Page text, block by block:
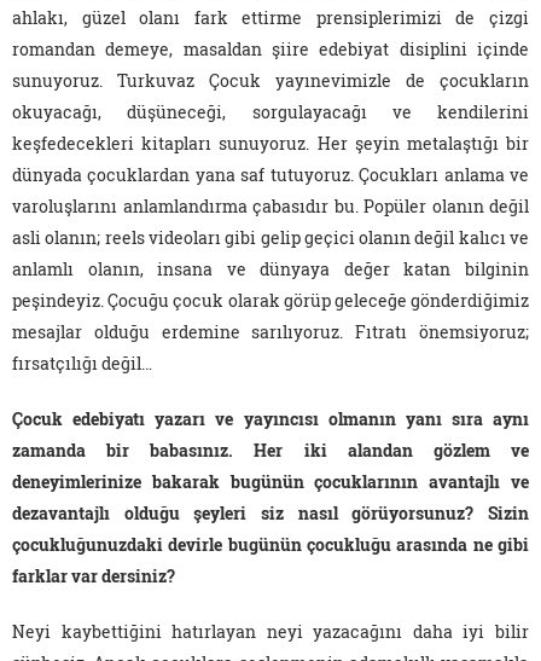
ahlakı, güzel olanı fark ettirme prensiplerimizi de çizgi
romandan demeye, masaldan şiire edebiyat disiplini içinde
sunuyoruz. Turkuvaz Çocuk yayınevimizle de çocukların
okuyacağı, düşüneceği, sorgulayacağı ve kendilerini
keşfedecekleri kitapları sunuyoruz. Her şeyin metalaştığı bir
dünyada çocuklardan yana saf tutuyoruz. Çocukları anlama ve
varoluşlarını anlamlandırma çabasıdır bu. Popüler olanın değil
asli olanın; reels videoları gibi gelip geçici olanın değil kalıcı ve
anlamlı olanın, insana ve dünyaya değer katan bilginin
peşindeyiz. Çocuğu çocuk olarak görüp geleceğe gönderdiğimiz
mesajlar olduğu erdemine sarılıyoruz. Fıtratı önemsiyoruz;
fırsatçılığı değil…
Çocuk edebiyatı yazarı ve yayıncısı olmanın yanı sıra aynı
zamanda bir babasınız. Her iki alandan gözlem ve
deneyimlerinize bakarak bugünün çocuklarının avantajlı ve
dezavantajlı olduğu şeyleri siz nasıl görüyorsunuz? Sizin
çocukluğunuzdaki devirle bugünün çocukluğu arasında ne gibi
farklar var dersiniz?
Neyi kaybettiğini hatırlayan neyi yazacağını daha iyi bilir